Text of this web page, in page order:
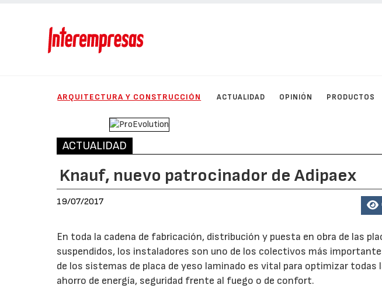
ARQUITECTURA Y CONSTRUCCIÓN ACTUALIDAD OPINIÓN PRODUCTOS
ACTUALIDAD
Knauf, nuevo patrocinador de Adipaex
19/07/2017
En toda la cadena de fabricación, distribución y puesta en obra de las
suspendidos, los instaladores son uno de los colectivos más
de los sistemas de placa de yeso laminado es vital para optimizar
ahorro de energía, seguridad frente al fuego o de confort.